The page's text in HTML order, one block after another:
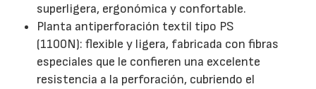
superligera, ergonómica y confortable.
Planta antiperforación textil tipo PS
(1100N): flexible y ligera, fabricada con fibras
especiales que le confieren una excelente
resistencia a la perforación, cubriendo el